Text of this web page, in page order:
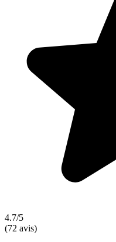
4.7/5
(72 avis)